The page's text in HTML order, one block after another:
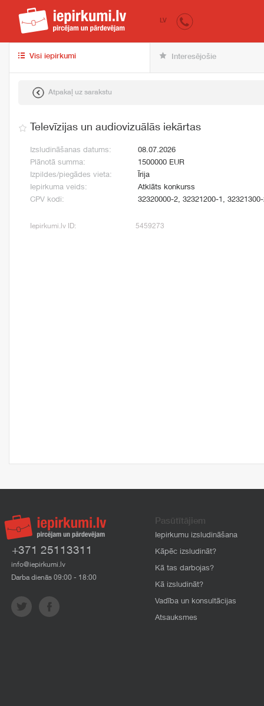
iepirkumi.lv
LV
Visi iepirkumi Interesējošie
Atpakaļ uz sarakstu
Televīzijas un audiovizuālās iekārtas
Izsludināšanas datums:
08.07.2026
Plānotā summa:
1500000 EUR
Izpildes/piegādes vieta:
Īrija
Iepirkuma veids:
Atklāts konkurss
CPV kodi:
32320000-2, 32321200-1,
Iepirkumi.lv ID: 5459273
+371 25113311
info@iepirkumi.lv
Darba dienās 09:00 - 18:00
Pasūtītājiem
Iepirkumu izsludināšana
Kāpēc izsludināt?
Kā tas darbojas?
Kā izsludināt?
Vadība un konsultācijas
Atsauksmes